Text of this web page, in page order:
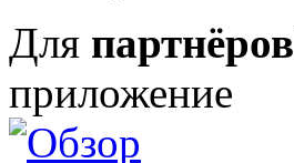
Для партнёров
приложение